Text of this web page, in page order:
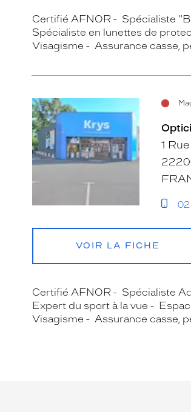
Certifié AFNOR Spécialiste
Spécialiste en lunettes de
Visagisme
Assurance casse,
1
VOIR LA FICHE
Certifié AFNOR Spécialiste
Expert du sport à la vue
Visagisme
Assurance casse,